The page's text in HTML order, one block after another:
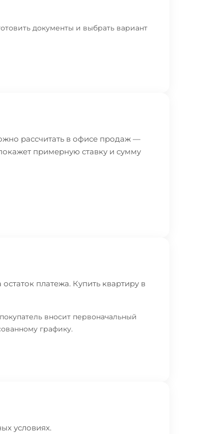
документы и выбрать вариант
рассчитать в офисе продаж —
примерную ставку и сумму
платежа. Купить квартиру в
вносит первоначальный
графику.
условиях.